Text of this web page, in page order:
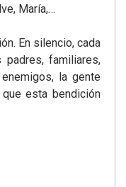
María,…
En silencio, cada
familiares,
la gente
esta bendición